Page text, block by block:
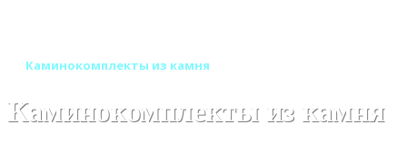
Каминокомплекты из камня
Каминокомплекты из камня